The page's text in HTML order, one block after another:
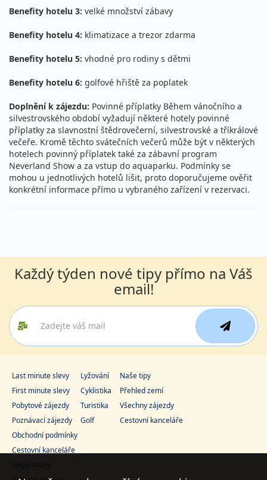
Benefity hotelu 3: velké množství zábavy
Benefity hotelu 4: klimatizace a trezor zdarma
Benefity hotelu 5: vhodné pro rodiny s dětmi
Benefity hotelu 6: golfové hřiště za poplatek
Doplnění k zájezdu: Povinné příplatky Během vánočního a
silvestrovského období vyžadují některé hotely povinné
příplatky za slavnostní štědrovečerní, silvestrovské a tříkrálové
večeře. Kromě těchto svátečních večerů může být v některých
hotelech povinný příplatek také za zábavní program
Neverland Show a za vstup do aquaparku. Podmínky se
mohou u jednotlivých hotelů lišit, proto doporučujeme ověřit
konkrétní informace přímo u vybraného zařízení v rezervaci.
Každý týden nové tipy přímo na Váš
email!
Last minute slevy
First minute slevy
Pobytové zájezdy
Poznávací zájezdy
Lyžování
Cyklistika
Turistika
Golf
Naše tipy
Přehled zemí
Všechny zájezdy
Cestovní kanceláře
Obchodní podmínky
Cestovní kanceláře
Slepé mapy